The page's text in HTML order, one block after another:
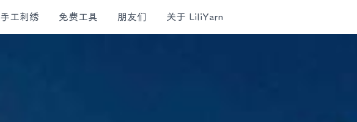
手工刺绣 免费工具 朋友们 关于 LiliYarn